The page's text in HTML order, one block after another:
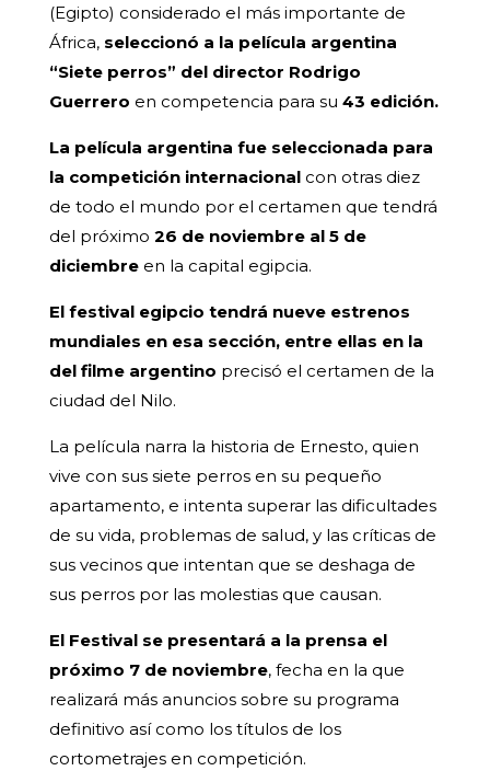
(Egipto) considerado el más importante de
África, seleccionó a la película argentina
“Siete perros” del director Rodrigo
Guerrero en competencia para su 43 edición.
La película argentina fue seleccionada para
la competición internacionalcon otras diez
de todo el mundo por el certamen que tendrá
del próximo 26 de noviembre al 5 de
diciembreen la capital egipcia.
El festival egipcio tendrá nueve estrenos
mundiales en esa sección, entre ellas en la
del filme argentino precisó el certamen de la
ciudad del Nilo.
La película narra la historia de Ernesto, quien
vive con sus siete perros en su pequeño
apartamento, e intenta superar las dificultades
de su vida, problemas de salud, y las críticas de
sus vecinos que intentan que se deshaga de
sus perros por las molestias que causan.
El Festival se presentará a la prensa el
próximo 7 de noviembre, fecha en la que
realizará más anuncios sobre su programa
definitivo así como los títulos de los
cortometrajes en competición.